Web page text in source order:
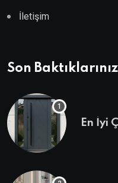
İletişim
Son Baktıklarınız
En İyi